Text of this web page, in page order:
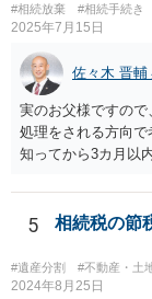
#相続放棄
#相続手続き
2025年7月15日
佐々木 晋輔
実のお父様ですの
処理をされる方向で
知ってから3カ月以
放棄するかどうか
することはありま
ありません。 なお
伸長して調査したと
つかったため相続し
5 相続税の節
#遺産分割 #不動産・土
2024年8月25日